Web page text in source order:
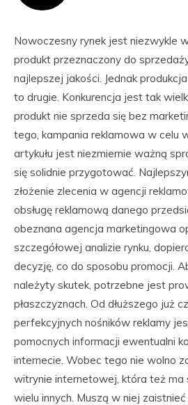
Nowoczesny rynek jest niezwykle
produkt przeznaczony do
najlepszej jakości. Jednak
to drugie. Konkurencja jest tak
produkt nie sprzeda się bez
tego, kampania reklamowa w celu
artykułu jest niezmiernie ważną
się solidnie przygotować.
złożenie zlecenia w agencji
obsługę reklamową danego
obeznana agencja marketingowa
szczegółowej analizie rynku,
decyzję, co do sposobu promocji.
należyty skutek, potrzebne jest
płaszczyznach. Od dłuższego już
perfekcyjnych nośników reklamy
pomocnych informacji ewentualni
internecie. Wobec tego nie wolno
witrynie internetowej, która też ma
wielu innych. Muszą w niej